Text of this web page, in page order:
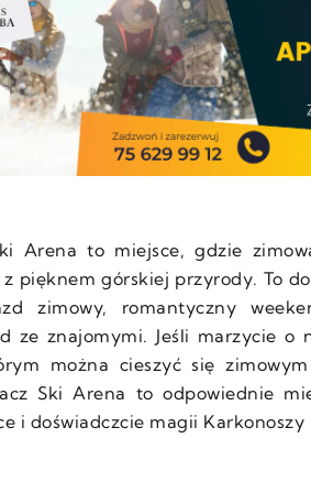
Arena to miejsce, gdzie
pięknem górskiej przyrody. To
zimowy, romantyczny
ze znajomymi. Jeśli marzycie o
można cieszyć się zimowym
Ski Arena to odpowiednie
i doświadczcie magii Karkonoszy